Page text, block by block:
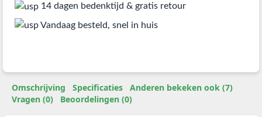
14 dagen bedenktijd & gratis retour
Vandaag besteld, snel in huis
Omschrijving Specificaties
Anderen bekeken ook (7)
Vragen (0)
Beoordelingen (0)